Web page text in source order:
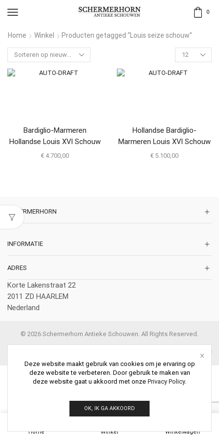
0
Home Winkel Producten getagged “Louis seize schouw”
Bardiglio-Marmeren
Hollandse Louis XVI Schouw
€ 4.700,00
Hollandse Bardiglio-
Marmeren Louis XVI Schouw
€ 5.100,00
SCHERMERHORN
INFORMATIE
ADRES
Korte Lakenstraat 22
2011 ZD HAARLEM
Nederland
© 2026 Schermerhorn Antieke Schouwen. All Rights Reserved.
Home Winkel Winkelwagen
Deze website maakt gebruik van cookies om je ervaring op
deze website te verbeteren. Door gebruik te maken van
deze website gaat u akkoord met onze Privacy Policy.
OK, IK GA AKKOORD